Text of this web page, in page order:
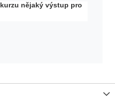
nějaký výstup pro